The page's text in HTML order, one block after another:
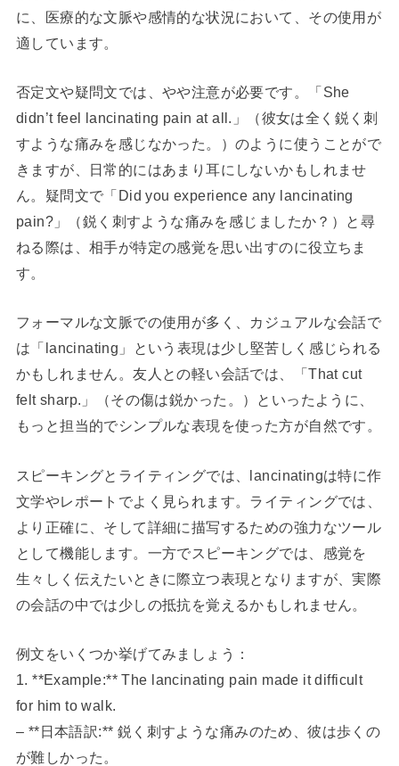
に、医療的な文脈や感情的な状況において、その使用が
適しています。
否定文や疑問文では、やや注意が必要です。「She
didn’t feel lancinating pain at all.」（彼女は全く鋭く刺
すような痛みを感じなかった。）のように使うことがで
きますが、日常的にはあまり耳にしないかもしれませ
ん。疑問文で「Did you experience any lancinating
pain?」（鋭く刺すような痛みを感じましたか？）と尋
ねる際は、相手が特定の感覚を思い出すのに役立ちま
す。
フォーマルな文脈での使用が多く、カジュアルな会話で
は「lancinating」という表現は少し堅苦しく感じられる
かもしれません。友人との軽い会話では、「That cut
felt sharp.」（その傷は鋭かった。）といったように、
もっと担当的でシンプルな表現を使った方が自然です。
スピーキングとライティングでは、lancinatingは特に作
文学やレポートでよく見られます。ライティングでは、
より正確に、そして詳細に描写するための強力なツール
として機能します。一方でスピーキングでは、感覚を
生々しく伝えたいときに際立つ表現となりますが、実際
の会話の中では少しの抵抗を覚えるかもしれません。
例文をいくつか挙げてみましょう：
1. **Example:** The lancinating pain made it difficult
for him to walk.
– **日本語訳:** 鋭く刺すような痛みのため、彼は歩くの
が難しかった。